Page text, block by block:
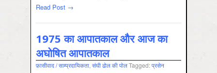
Read Post →
1975 का आपातकाल और आज का
अघोषित आपातकाल
फ़ासीवाद / साम्‍प्रदायिकता, संघी ढोल की पोलTagged:प्रसेन